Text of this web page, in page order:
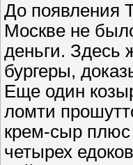
До появления
Москве не
деньги. Здесь
бургеры,
Еще один
ломти
крем-сыр плюс
четырех